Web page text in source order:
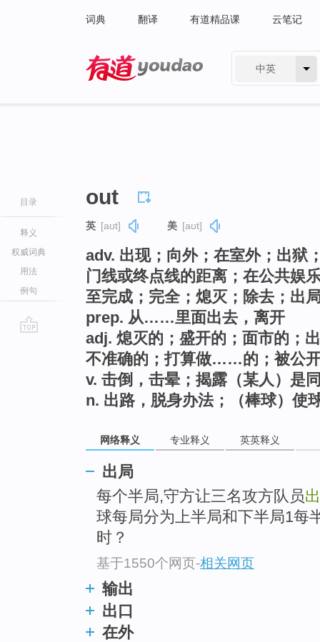
词典 翻译 有道精品课 云笔记
中英
目录
释义
权威词典
用法
例句
out
英 [aʊt] 美 [aʊt]
adv. 出现；向外；在室外；出狱
门线或终点线的距离；在公共娱
至完成；完全；熄灭；除去；出
prep. 从……里面出去，离开
adj. 熄灭的；盛开的；面市的；
不准确的；打算做……的；被公
v. 击倒，击晕；揭露（某人）是
n. 出路，脱身办法；（棒球）使
网络释义 专业释义 英英释义
出局
每个半局,守方让三名攻方队员
球每局分为上半局和下半局1每
时？
基于1550个网页-相关网页
输出
出口
在外